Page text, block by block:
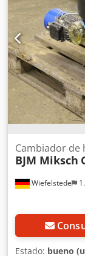
Wiefelstede
Cambiador de
BJM Miksch
Estado: bueno